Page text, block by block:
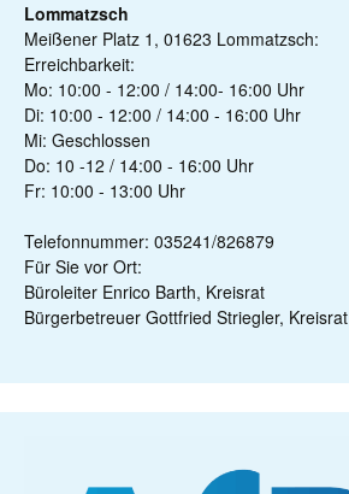
Lommatzsch
Meißener Platz 1, 01623 Lommatzsch:
Erreichbarkeit:
Mo: 10:00 - 12:00 / 14:00- 16:00 Uhr
Di: 10:00 - 12:00 / 14:00 - 16:00 Uhr
Mi: Geschlossen
Do: 10 -12 / 14:00 - 16:00 Uhr
Fr: 10:00 - 13:00 Uhr
Telefonnummer: 035241/826879
Für Sie vor Ort:
Büroleiter Enrico Barth, Kreisrat
Bürgerbetreuer Gottfried Striegler, Kreisrat